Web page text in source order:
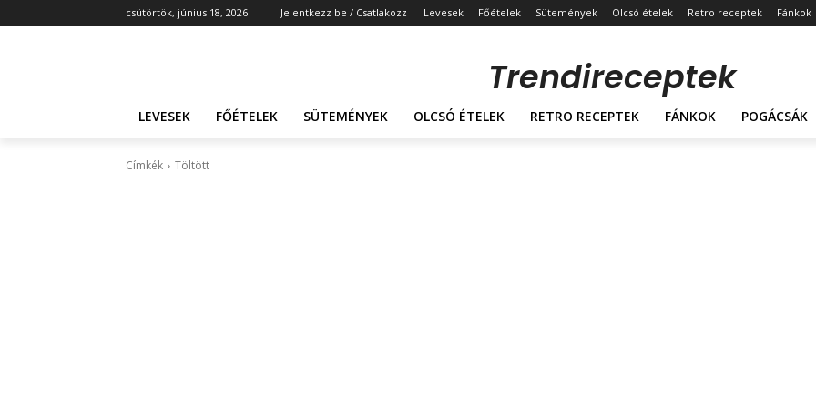
csütörtök, június 18, 2026 Jelentkezz be / Csatlakozz Levesek Főételek Sütemények Olcsó ételek Retro receptek Fánkok
Trendireceptek
LEVESEK FŐÉTELEK SÜTEMÉNYEK OLCSÓ ÉTELEK RETRO RECEPTEK FÁNKOK POGÁCSÁK
Címkék Töltött